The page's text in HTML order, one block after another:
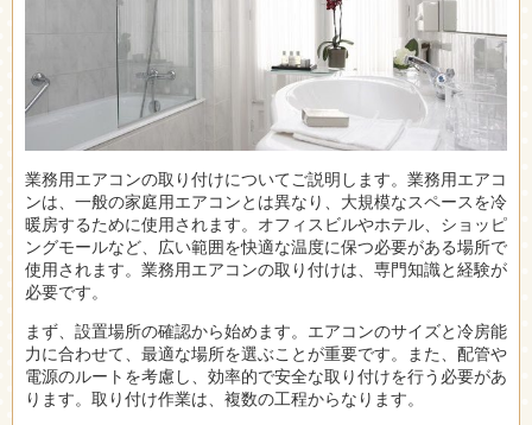
業務用エアコンの取り付けについてご説明します。 業務用エアコ
ンは、一般の家庭用エアコンとは異なり、大規模なスペースを冷
暖房するために使用されます。オフィスビルやホテル、ショッピ
ングモールなど、広い範囲を快適な温度に保つ必要がある場所で
使用されます。業務用エアコンの取り付けは、専門知識と経験が
必要です。
まず、設置場所の確認から始めます。エアコンのサイズと冷房能
力に合わせて、最適な場所を選ぶことが重要です。また、配管や
電源のルートを考慮し、効率的で安全な取り付けを行う必要があ
ります。取り付け作業は、複数の工程からなります。